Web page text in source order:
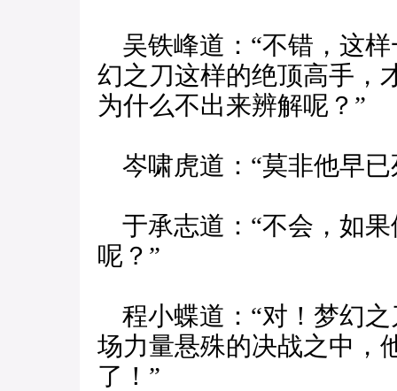
吴铁峰道：“不错，这
幻之刀这样的绝顶高手，
为什么不出来辨解呢？”
岑啸虎道：“莫非他早已
于承志道：“不会，如
呢？”
程小蝶道：“对！梦幻
场力量悬殊的决战之中，
了！”